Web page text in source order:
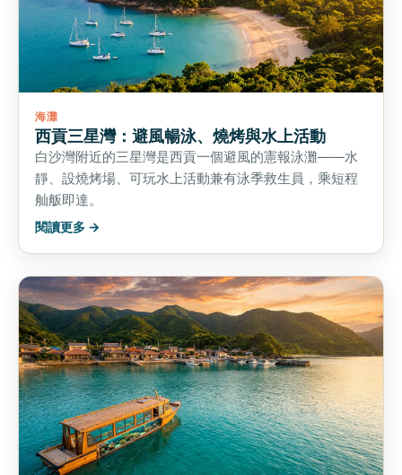
海灘
西貢三星灣：避風暢泳、燒烤與水上活動
白沙灣附近的三星灣是西貢一個避風的憲報泳灘——水
靜、設燒烤場、可玩水上活動兼有泳季救生員，乘短程
舢舨即達。
閱讀更多 →